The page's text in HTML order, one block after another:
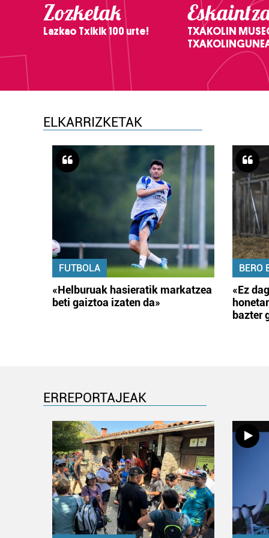
Zozketak
Lazkao Txikik 100 urte!
TXAKOLIN
ELKARRIZKETAK
FUTBOLA
«Helburuak hasieratik markatzea
beti gaiztoa izaten da»
BERO
«Ez
bazter
ERREPORTAJEAK